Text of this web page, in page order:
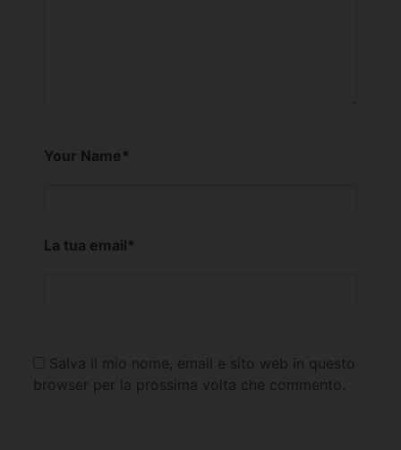
Your Name*
La tua email*
Salva il mio nome, email e sito web in questo
browser per la prossima volta che commento.